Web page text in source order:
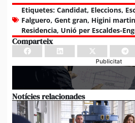
Etiquetes: Candidat, Eleccions,
Falguero, Gent gran, Higini
Residencia, Unió per Escaldes-
Comparteix
Publicitat
Notícies relacionades